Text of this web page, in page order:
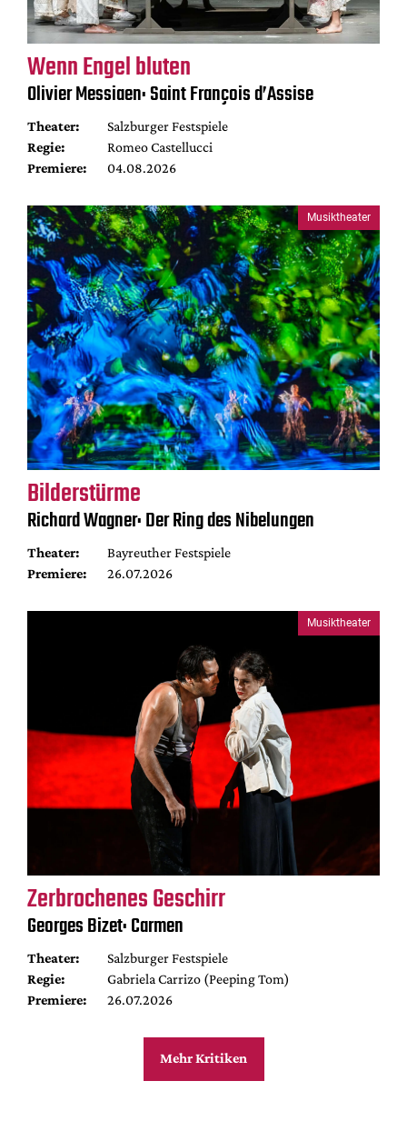
Wenn Engel bluten
Olivier Messiaen: Saint François d’Assise
Theater:
Salzburger Festspiele
Regie:
Romeo Castellucci
Premiere:
04.08.2026
Musiktheater
Bilderstürme
Richard Wagner: Der Ring des Nibelungen
Theater:
Bayreuther Festspiele
Premiere:
26.07.2026
Musiktheater
Zerbrochenes Geschirr
Georges Bizet: Carmen
Theater:
Salzburger Festspiele
Regie:
Gabriela Carrizo (Peeping Tom)
Premiere:
26.07.2026
Mehr Kritiken